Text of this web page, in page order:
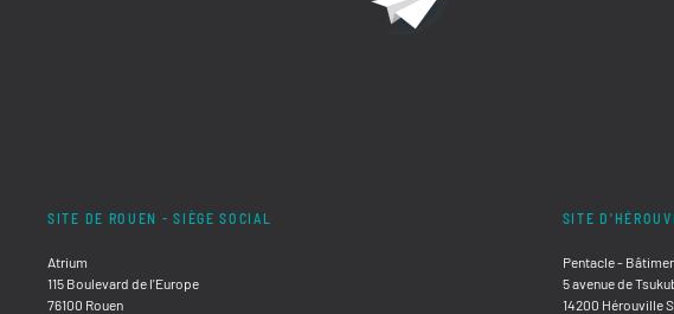
SITE DE ROUEN - SIÈGE SOCIAL
Atrium
115 Boulevard de l'Europe
76100 Rouen
SITE
Pentacle -
5 avenue de
14200 Hérouville